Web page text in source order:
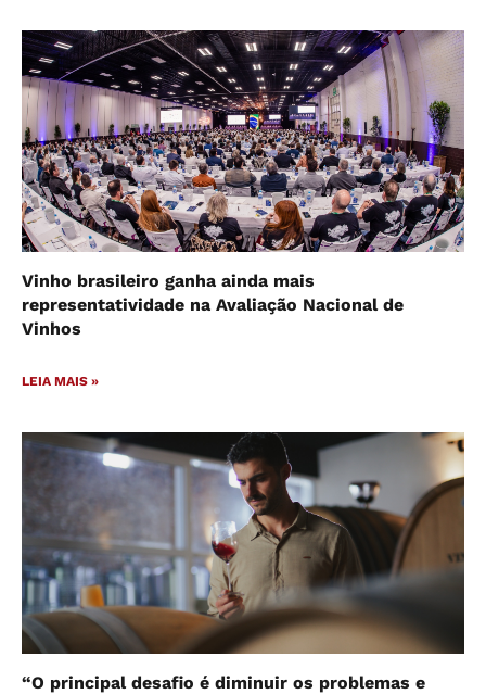
Vinho brasileiro ganha ainda mais
representatividade na Avaliação Nacional de
Vinhos
LEIA MAIS »
“O principal desafio é diminuir os problemas e